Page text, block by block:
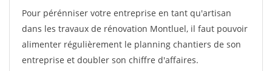
Pour pérénniser votre entreprise en tant qu'artisan
dans les travaux de rénovation Montluel, il faut pouvoir
alimenter régulièrement le planning chantiers de son
entreprise et doubler son chiffre d'affaires.